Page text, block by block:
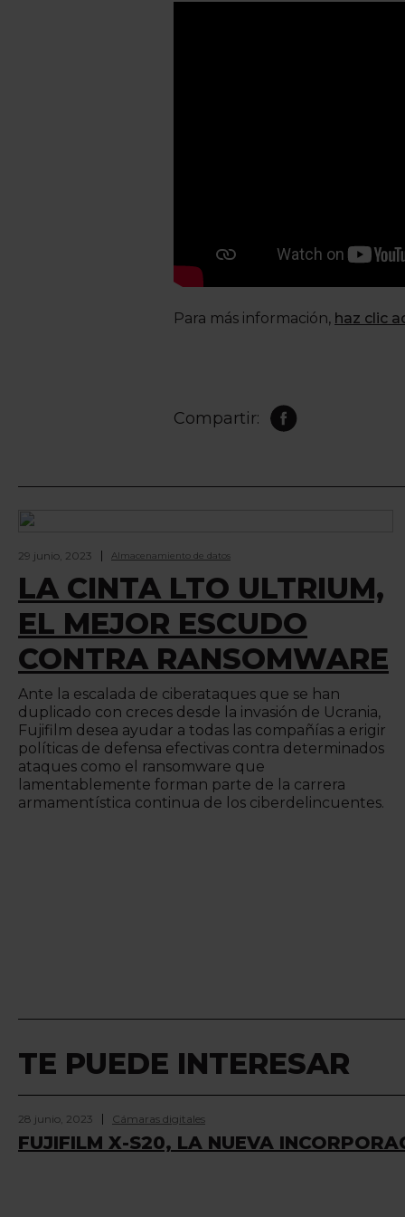
Para más información, haz clic
Compartir:
29 junio, 2023 Almacenamiento de datos
LA CINTA LTO ULTRIUM,
EL MEJOR ESCUDO
CONTRA RANSOMWARE
Ante la escalada de ciberataques que se han
duplicado con creces desde la invasión de Ucrania,
Fujifilm desea ayudar a todas las compañías a erigir
políticas de defensa efectivas contra determinados
ataques como el ransomware que
lamentablemente forman parte de la carrera
armamentística continua de los ciberdelincuentes.
TE PUEDE INTERESAR
28 junio, 2023 Cámaras digitales
FUJIFILM X-S20, LA NUEVA